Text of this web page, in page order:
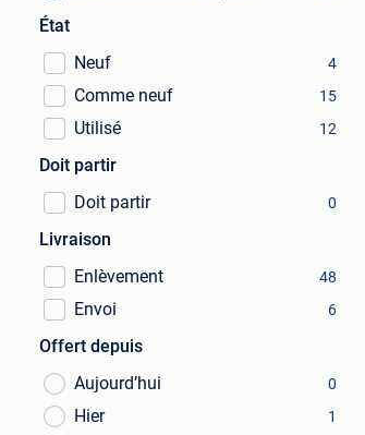
État
Neuf
4
Comme neuf 15
Utilisé 12
Doit partir
Doit partir
0
Livraison
Enlèvement
48
Envoi 6
Offert depuis
Aujourd’hui
0
Hier 1